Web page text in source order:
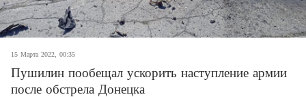
15 Марта 2022, 00:35
Пушилин пообещал ускорить наступление армии
после обстрела Донецка